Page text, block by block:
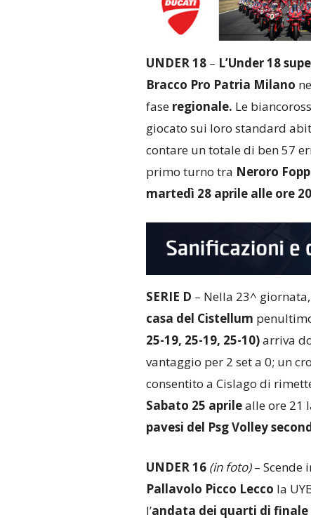
UNDER 18– L’Under 18
Bracco Pro Patria Milano
fase regionale. Le
giocato sui loro standard
contare un totale di ben 57
primo turno tra Neroro
martedì 28 aprile alle ore 20
SERIE D – Nella 23^
casa del Cistellum
25-19, 25-19, 25-10)arriva
vantaggio per 2 set a 0; un
consentito a Cislago di
Sabato 25 aprilealle ore 21
pavesi del Psg Volley
UNDER 16 (in foto)– Scende
Pallavolo Picco Lecco la
l’andata dei quarti di